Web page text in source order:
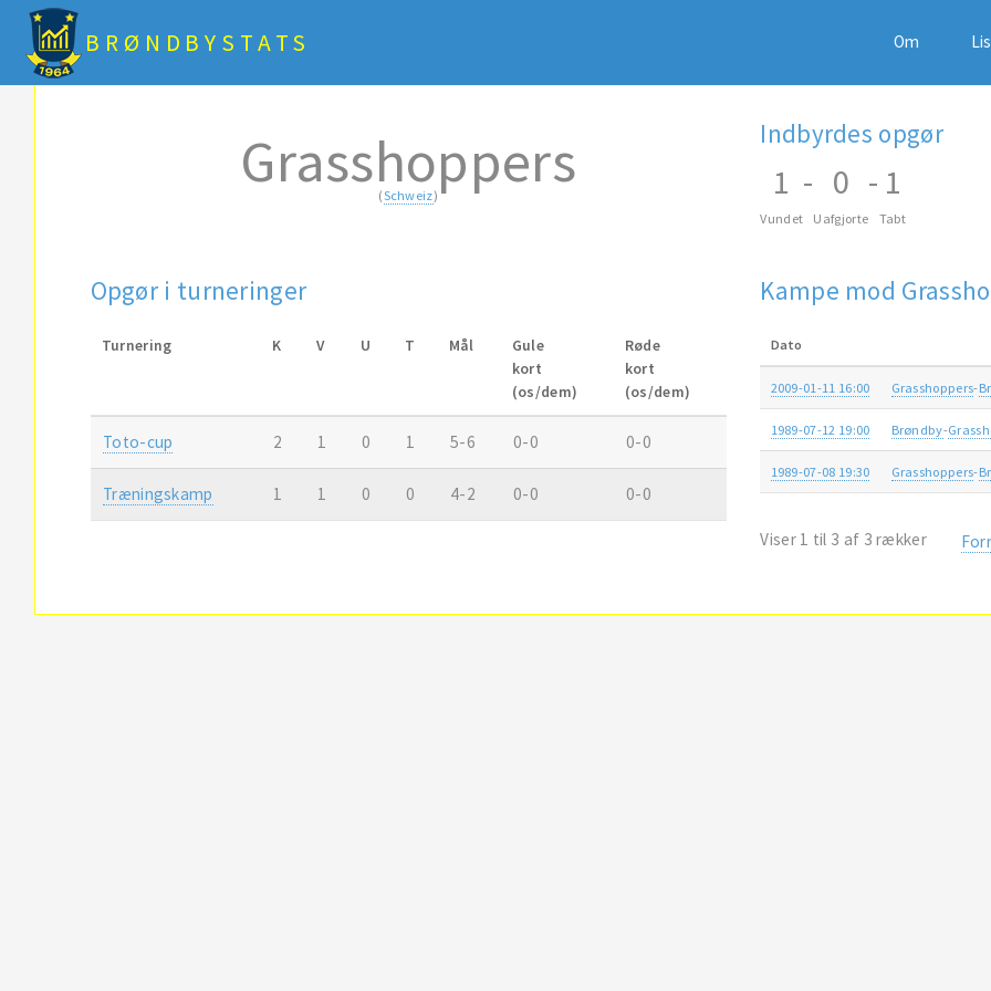
BRØNDBYSTATS Om
Grasshoppers
(Schweiz)
Indbyrdes opgør
1
Vundet
- 0
Uafgjorte
- 1
Tabt
Opgør i turneringer
Turnering K V U T Mål
Gule
kort
(os/dem)
Røde
kort
(os/dem)
Toto-cup 2 1 0 1 5-6 0-0 0-0
Træningskamp 1 1 0 0 4-2 0-0 0-0
Kampe mod
Dato
2009-01-11 16:00 Grasshoppers-
1989-07-12 19:00 Brøndby-
1989-07-08 19:30 Grasshoppers-
Viser 1 til 3 af 3 rækker